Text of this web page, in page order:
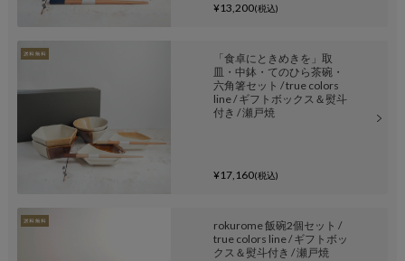
¥13,200(税込)
「食卓にときめきを」取
皿・中鉢・てのひら茶碗・
六角箸セット / true colors
line / ギフトボックス＆熨斗
付き / 瀬戸焼
¥17,160(税込)
rokurome 飯碗2個セット /
true colors line / ギフトボッ
クス＆熨斗付き / 瀬戸焼